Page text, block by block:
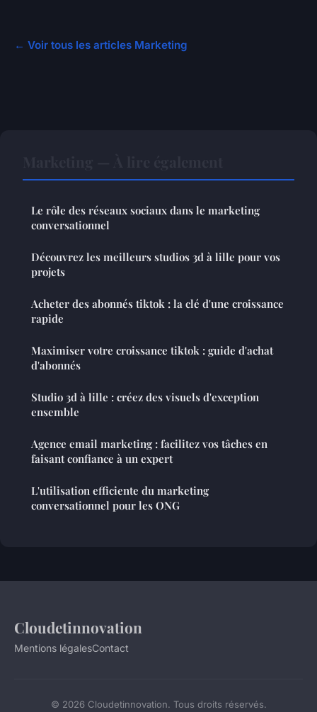
← Voir tous les articles Marketing
Le rôle des réseaux sociaux dans le marketing
conversationnel
Découvrez les meilleurs studios 3d à lille pour vos
projets
Acheter des abonnés tiktok : la clé d'une croissance
rapide
Maximiser votre croissance tiktok : guide d'achat
d'abonnés
Studio 3d à lille : créez des visuels d'exception
ensemble
Agence email marketing : facilitez vos tâches en
faisant confiance à un expert
L'utilisation efficiente du marketing
conversationnel pour les ONG
Cloudetinnovation
Mentions légalesContact
© 2026 Cloudetinnovation. Tous droits réservés.